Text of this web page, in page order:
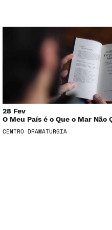
28 Fev
O Meu País é o Que o Mar Não
CENTRO DRAMATURGIA